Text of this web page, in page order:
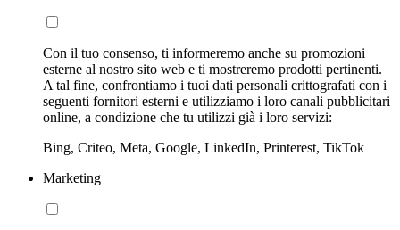
Con il tuo consenso, ti informeremo anche su promozioni
esterne al nostro sito web e ti mostreremo prodotti pertinenti.
A tal fine, confrontiamo i tuoi dati personali crittografati con i
seguenti fornitori esterni e utilizziamo i loro canali pubblicitari
online, a condizione che tu utilizzi già i loro servizi:
Bing, Criteo, Meta, Google, LinkedIn, Printerest, TikTok
Marketing